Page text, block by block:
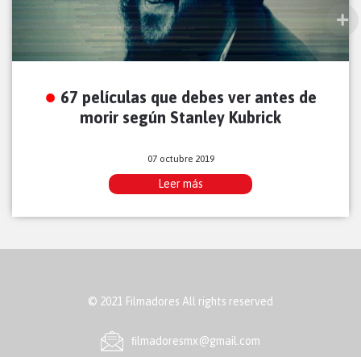
67 películas que debes ver antes de
morir según Stanley Kubrick
07 octubre 2019
Leer más
© 2021 Filmadores All rights reserved
ﬁlmadoresmx@gmail.com